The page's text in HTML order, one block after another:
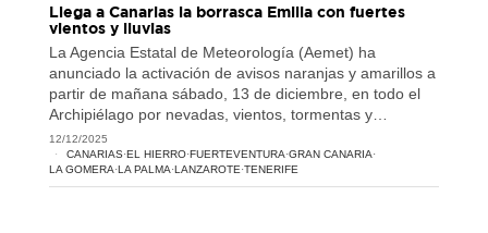
Llega a Canarias la borrasca Emilia con fuertes
vientos y lluvias
La Agencia Estatal de Meteorología (Aemet) ha
anunciado la activación de avisos naranjas y amarillos a
partir de mañana sábado, 13 de diciembre, en todo el
Archipiélago por nevadas, vientos, tormentas y…
12/12/2025
CANARIAS·EL HIERRO·FUERTEVENTURA·GRAN CANARIA·
LA GOMERA·LA PALMA·LANZAROTE·TENERIFE